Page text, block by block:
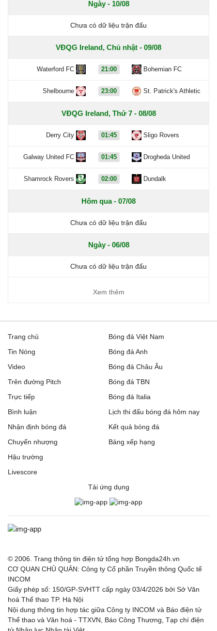
Ngày - 10/08
Chưa có dữ liệu trận đấu
VĐQG Ireland, Chủ nhật - 09/08
Waterford FC 21:00 Bohemian FC
Shelbourne 23:00 St. Patrick's Athletic
VĐQG Ireland, Thứ 7 - 08/08
Derry City 01:45 Sligo Rovers
Galway United FC 01:45 Drogheda United
Shamrock Rovers 02:00 Dundalk
Hôm qua - 07/08
Chưa có dữ liệu trận đấu
Ngày - 06/08
Chưa có dữ liệu trận đấu
Xem thêm
Trang chủ
Tin Nóng
Video
Trên đường Pitch
Trực tiếp
Bóng đá Việt Nam
Bóng đá Anh
Bóng đá Châu Âu
Bóng đá TBN
Bóng đá Italia
Bình luận
Nhận định bóng đá
Chuyển nhượng
Hậu trường
Livescore
Lịch thi đấu bóng đá hôm nay
Kết quả bóng đá
Bảng xếp hạng
Tải ứng dụng
© 2006. Trang thông tin điện tử tổng hợp Bongda24h.vn
CƠ QUAN CHỦ QUẢN: Công ty Cổ phần Truyền thông Quốc tế
INCOM
Giấy phép số: 150/GP-SVHTT cấp ngày 03/4/2026 bởi Sở Văn
hoá Thể thao TP. Hà Nội
Nội dung thông tin hợp tác giữa Công ty INCOM và Báo điện tử
Thể thao và Văn hoá - TTXVN, Báo Công Thương, Tạp chí điện